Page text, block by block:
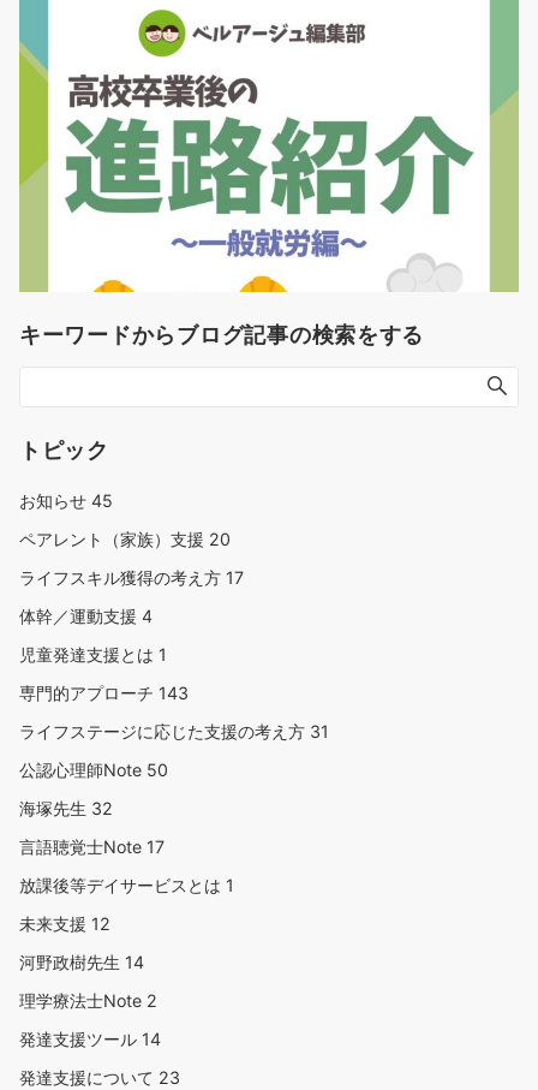
キーワードからブログ記事の検索をする
トピック
お知らせ 45
ペアレント（家族）支援 20
ライフスキル獲得の考え方 17
体幹／運動支援 4
児童発達支援とは 1
専門的アプローチ 143
ライフステージに応じた支援の考え方 31
公認心理師Note 50
海塚先生 32
言語聴覚士Note 17
放課後等デイサービスとは 1
未来支援 12
河野政樹先生 14
理学療法士Note 2
発達支援ツール 14
発達支援について 23